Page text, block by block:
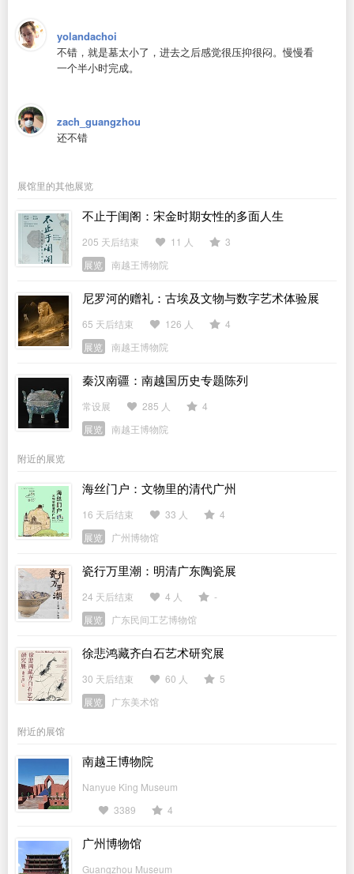
yolandachoi
不错，就是墓太小了，进去之后感觉很压抑很闷。慢慢看
一个半小时完成。
zach_guangzhou
还不错
展馆里的其他展览
不止于闺阁：宋金时期女性的多面人生
205 天后结束 11 人
3
展览
南越王博物院
尼罗河的赠礼：古埃及文物与数字艺术体验展
65 天后结束 126 人
4
展览
南越王博物院
秦汉南疆：南越国历史专题陈列
常设展 285 人
4
展览
南越王博物院
附近的展览
海丝门户：文物里的清代广州
16 天后结束 33 人
4
展览
广州博物馆
瓷行万里潮：明清广东陶瓷展
24 天后结束 4 人
-
展览
广东民间工艺博物馆
徐悲鸿藏齐白石艺术研究展
30 天后结束 60 人
5
展览
广东美术馆
附近的展馆
南越王博物院
Nanyue King Museum
3389
4
广州博物馆
Guangzhou Museum